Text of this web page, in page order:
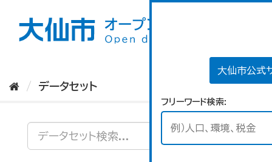
大仙市公式
フリーワード検索
データセット